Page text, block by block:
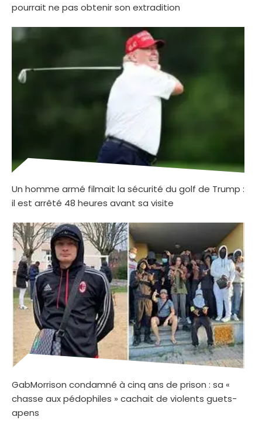
pourrait ne pas obtenir son extradition
Un homme armé filmait la sécurité du golf de Trump :
il est arrêté 48 heures avant sa visite
GabMorrison condamné à cinq ans de prison : sa «
chasse aux pédophiles » cachait de violents guets-
apens